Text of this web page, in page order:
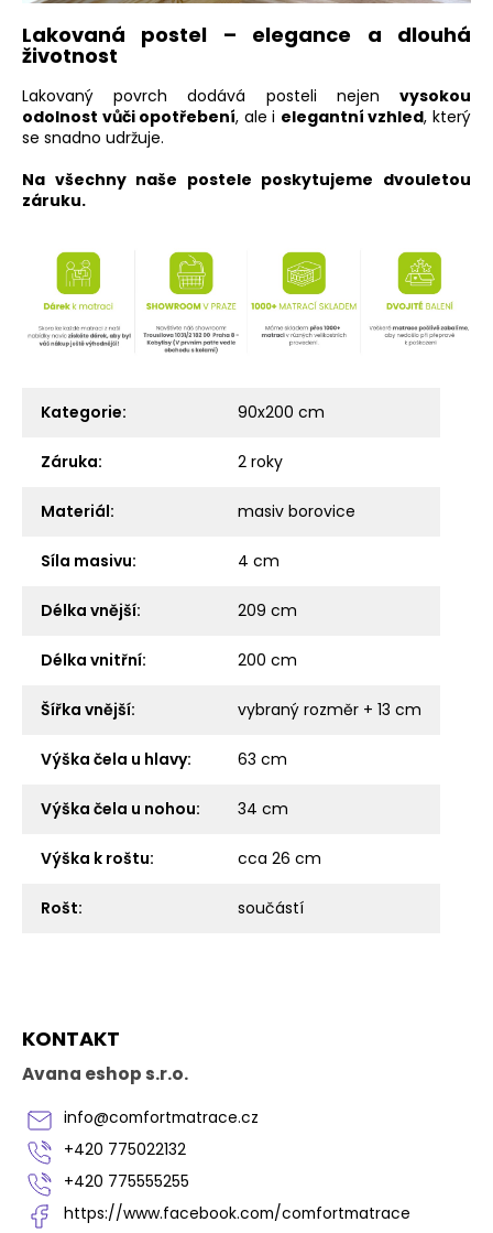
Lakovaná postel – elegance a dlouhá
životnost
Lakovaný povrch dodává posteli nejen vysokou
odolnost vůči opotřebení, ale i elegantní vzhled, který
se snadno udržuje.
Na všechny naše postele poskytujeme dvouletou
záruku.
Kategorie: 90x200 cm
Záruka: 2 roky
Materiál: masiv borovice
Síla masivu: 4 cm
Délka vnější: 209 cm
Délka vnitřní: 200 cm
Šířka vnější: vybraný rozměr + 13 cm
Výška čela u hlavy: 63 cm
Výška čela u nohou: 34 cm
Výška k roštu: cca 26 cm
Rošt: součástí
KONTAKT
Avana eshop s.r.o.
info@comfortmatrace.cz
+420 775022132
+420 775555255
https://www.facebook.com/comfortmatrace